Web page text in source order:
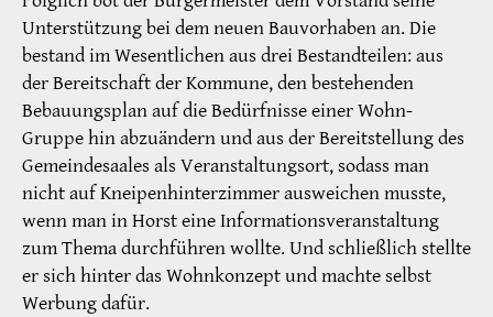
Unterstützung bei dem neuen Bauvorhaben an. Die
bestand im Wesentlichen aus drei Bestandteilen: aus
der Bereitschaft der Kommune, den bestehenden
Bebauungsplan auf die Bedürfnisse einer Wohn-
Gruppe hin abzuändern und aus der Bereitstellung des
Gemeindesaales als Veranstaltungsort, sodass man
nicht auf Kneipenhinterzimmer ausweichen musste,
wenn man in Horst eine Informationsveranstaltung
zum Thema durchführen wollte. Und schließlich stellte
er sich hinter das Wohnkonzept und machte selbst
Werbung dafür.